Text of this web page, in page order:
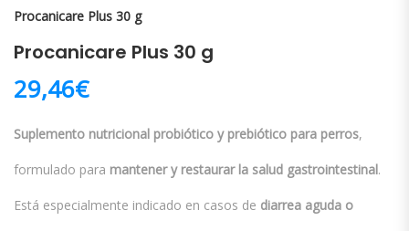
Procanicare Plus 30 g
Procanicare Plus 30 g
29,46€
Suplemento nutricional probiótico y prebiótico para perros,
formulado para mantener y restaurar la salud gastrointestinal.
Está especialmente indicado en casos de diarrea aguda o